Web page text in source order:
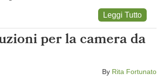
Leggi Tutto
per la camera da
By Rita Fortunato